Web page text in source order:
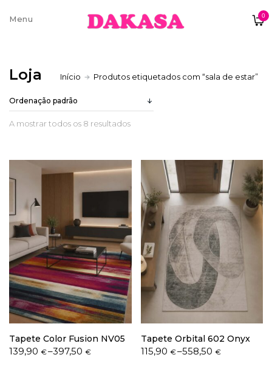
0
Sobre nós
Trocas e Devoluções
Termos e condições
Loja Início Produtos etiquetados com “sala de estar”
A mostrar todos os 8 resultados
Tapete Color Fusion NV05
139,90 €–397,50€
Price
Tapete Orbital 602 Onyx
115,90 €–558,50 €
Price